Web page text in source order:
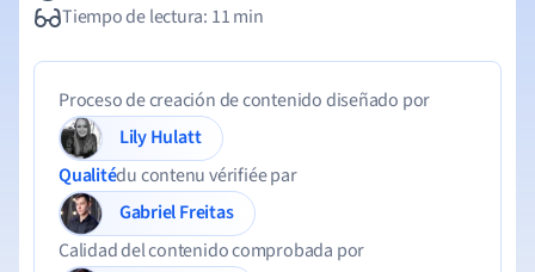
Tiempo de lectura: 11 min
Proceso de creación de contenido diseñado por
Lily Hulatt
Qualitédu contenu vérifiée par
Gabriel Freitas
Calidad del contenido comprobada por